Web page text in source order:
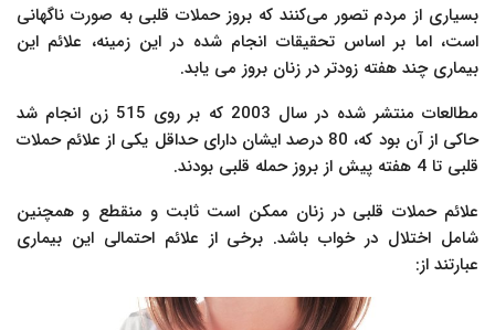
بسیاری از مردم تصور می‌کنند که بروز حملات قلبی به صورت ناگهانی
است، اما بر اساس تحقیقات انجام شده در این زمینه، علائم این
بیماری چند هفته زودتر در زنان بروز می یابد.
مطالعات منتشر شده در سال 2003 که بر روی 515 زن انجام شد
حاکی از آن بود که، 80 درصد ایشان دارای حداقل یکی از علائم حملات
قلبی تا 4 هفته پیش از بروز حمله قلبی بودند.
علائم حملات قلبی در زنان ممکن است ثابت و منقطع و همچنین
شامل اختلال در خواب باشد. برخی از علائم احتمالی این بیماری
عبارتند از: